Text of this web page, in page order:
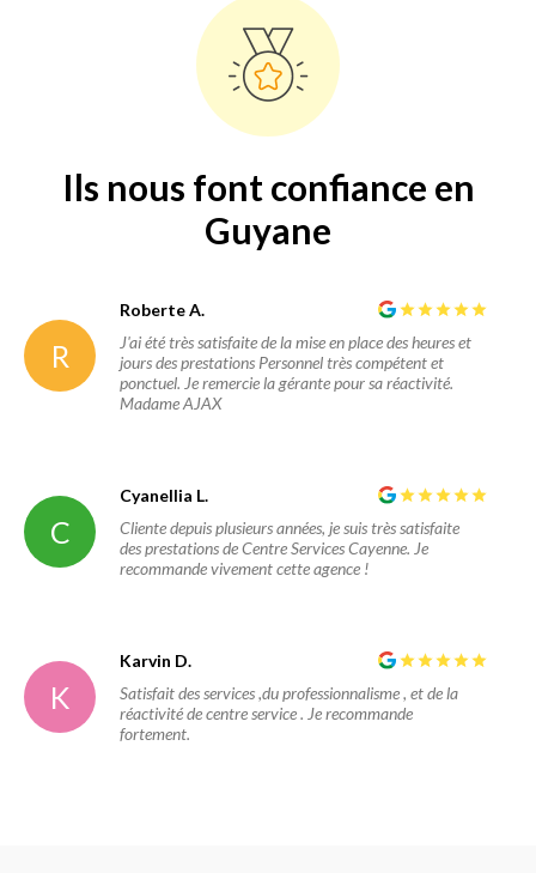
Ils nous font confiance en
Guyane
R
Roberte A.
J'ai été très satisfaite de la mise en place des heures et
jours des prestations Personnel très compétent et
ponctuel. Je remercie la gérante pour sa réactivité.
Madame AJAX
C
Cyanellia L.
Cliente depuis plusieurs années, je suis très satisfaite
des prestations de Centre Services Cayenne. Je
recommande vivement cette agence !
K
Karvin D.
Satisfait des services ,du professionnalisme , et de la
réactivité de centre service . Je recommande
fortement.